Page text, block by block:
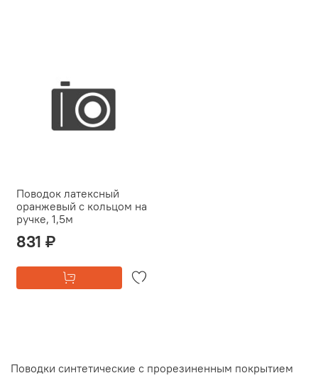
Поводок латексный
оранжевый с кольцом на
ручке, 1,5м
831 ₽
Поводки синтетические с прорезиненным покрытием